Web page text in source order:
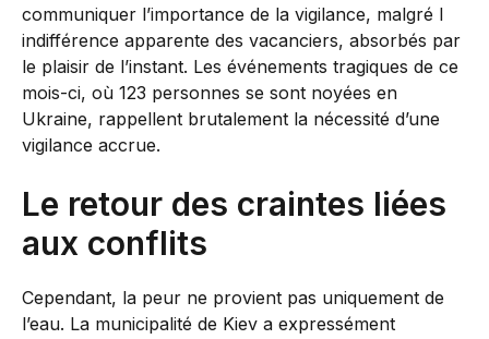
communiquer l’importance de la vigilance, malgré l
indifférence apparente des vacanciers, absorbés par
le plaisir de l’instant. Les événements tragiques de ce
mois-ci, où 123 personnes se sont noyées en
Ukraine, rappellent brutalement la nécessité d’une
vigilance accrue.
Le retour des craintes liées
aux conflits
Cependant, la peur ne provient pas uniquement de
l’eau. La municipalité de Kiev a expressément